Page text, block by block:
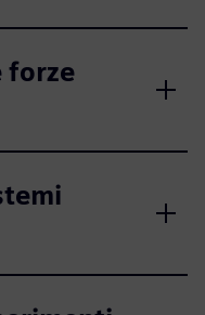
forze